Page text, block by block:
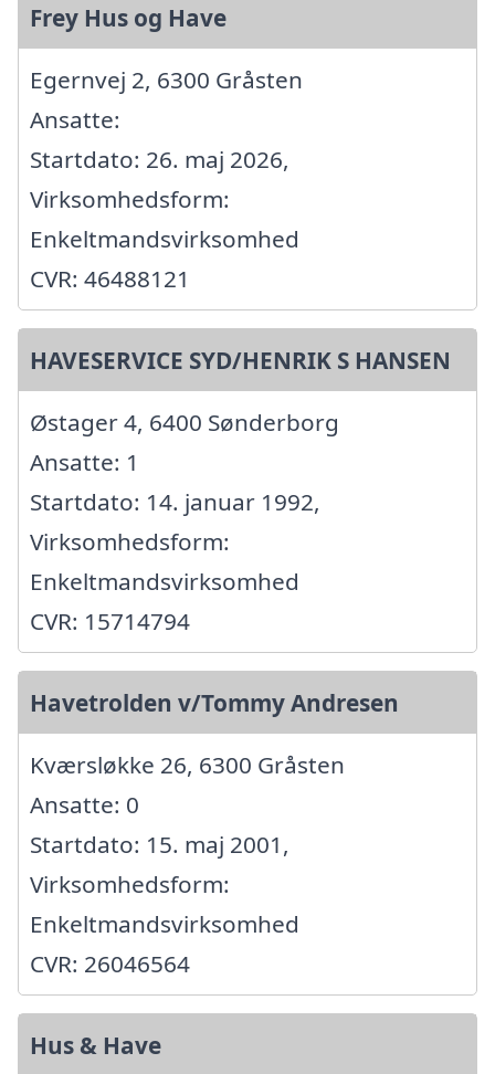
Frey Hus og Have
Egernvej 2, 6300 Gråsten
Ansatte:
Startdato: 26. maj 2026,
Virksomhedsform:
Enkeltmandsvirksomhed
CVR: 46488121
HAVESERVICE SYD/HENRIK S HANSEN
Østager 4, 6400 Sønderborg
Ansatte: 1
Startdato: 14. januar 1992,
Virksomhedsform:
Enkeltmandsvirksomhed
CVR: 15714794
Havetrolden v/Tommy Andresen
Kværsløkke 26, 6300 Gråsten
Ansatte: 0
Startdato: 15. maj 2001,
Virksomhedsform:
Enkeltmandsvirksomhed
CVR: 26046564
Hus & Have